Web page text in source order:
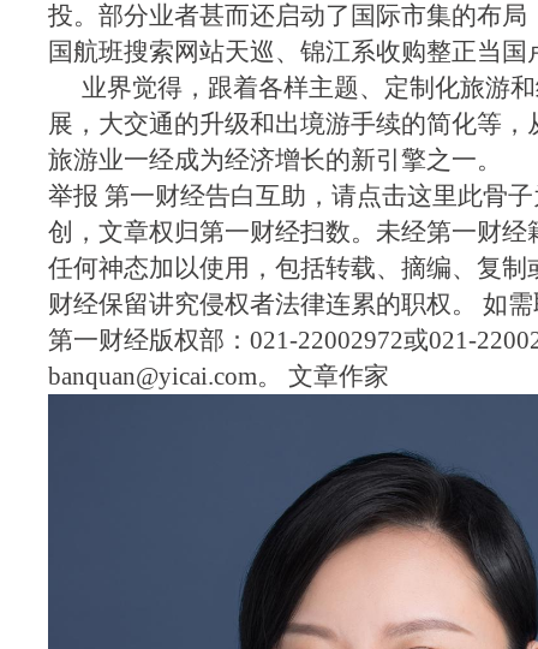
投。部分业者甚而还启动了国际市集的布局
国航班搜索网站天巡、锦江系收购整正当国
业界觉得，跟着各样主题、定制化旅游
展，大交通的升级和出境游手续的简化等，
旅游业一经成为经济增长的新引擎之一。
举报 第一财经告白互助，请点击这里此骨
创，文章权归第一财经扫数。未经第一财经
任何神态加以使用，包括转载、摘编、复制
财经保留讲究侵权者法律连累的职权。 如
第一财经版权部：021-22002972或021-
banquan@yicai.com。 文章作家